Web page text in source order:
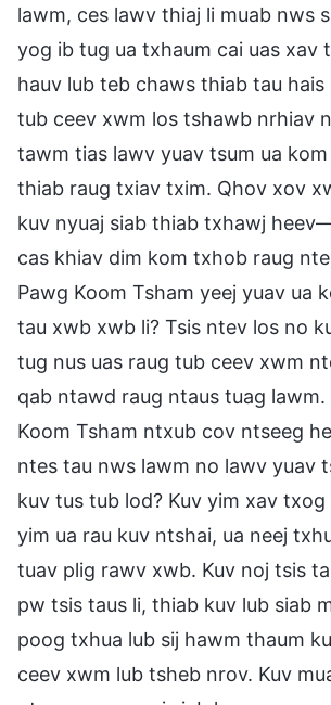
lawm, ces lawv thiaj li muab nws
yog ib tug ua txhaum cai uas xav
hauv lub teb chaws thiab tau
tub ceev xwm los tshawb nrhiav
tawm tias lawv yuav tsum ua
thiab raug txiav txim. Qhov xov
kuv nyuaj siab thiab txhawj
cas khiav dim kom txhob raug
Pawg Koom Tsham yeej yuav ua
tau xwb xwb li? Tsis ntev los no
tug nus uas raug tub ceev xwm
qab ntawd raug ntaus tuag lawm.
Koom Tsham ntxub cov ntseeg
ntes tau nws lawm no lawv yuav
kuv tus tub lod? Kuv yim xav
yim ua rau kuv ntshai, ua neej
tuav plig rawv xwb. Kuv noj tsis
pw tsis taus li, thiab kuv lub siab
poog txhua lub sij hawm thaum
ceev xwm lub tsheb nrov. Kuv